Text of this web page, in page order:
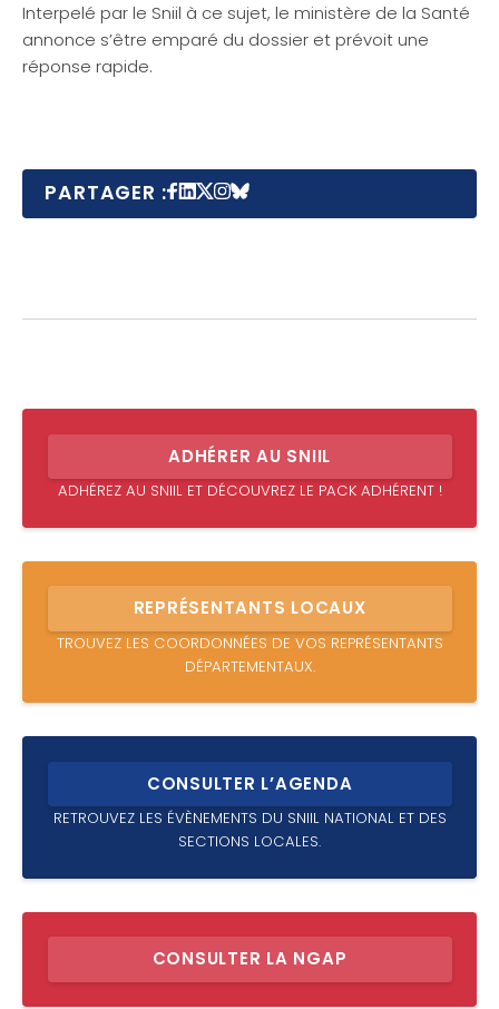
Interpelé par le Sniil à ce sujet, le ministère de la Santé
annonce s’être emparé du dossier et prévoit une
réponse rapide.
PARTAGER :
ADHÉRER AU SNIIL
ADHÉREZ AU SNIIL ET DÉCOUVREZ LE PACK ADHÉRENT !
REPRÉSENTANTS LOCAUX
TROUVEZ LES COORDONNÉES DE VOS REPRÉSENTANTS
DÉPARTEMENTAUX.
CONSULTER L’AGENDA
RETROUVEZ LES ÉVÈNEMENTS DU SNIIL NATIONAL ET DES
SECTIONS LOCALES.
CONSULTER LA NGAP